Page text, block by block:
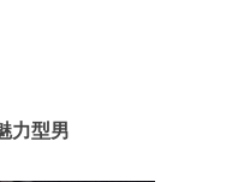
力型男